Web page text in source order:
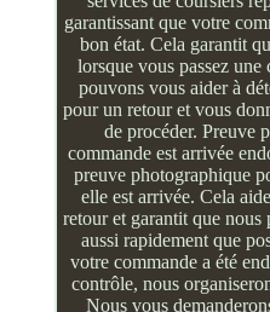
garantissant que votre
bon état. Cela garantit
lorsque vous passez
pouvons vous aider à
pour un retour et vous
de procéder. Preuve
commande est arrivée
preuve photographique
elle est arrivée. Cela
retour et garantit que
aussi rapidement que
votre commande a été
contrôle, nous
Nous vous